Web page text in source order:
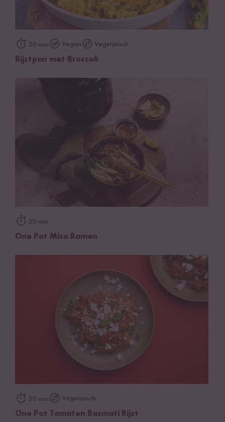
30 min Vegan Vegetarisch
Rijstpan met Broccoli
30 min
One Pot Miso Ramen
30 min Vegetarisch
One Pot Tomaten Basmati Rijst